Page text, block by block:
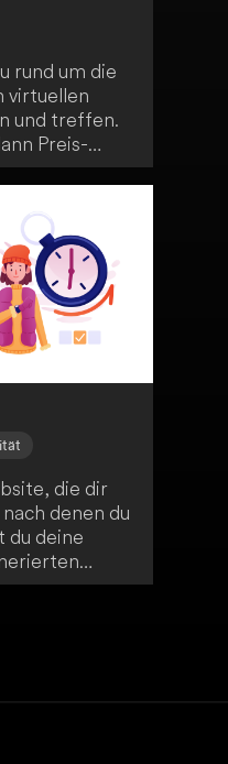
rund um die
virtuellen
und treffen.
Preis-
für dich,
dauerhafte
suchst.
die dir
denen du
du deine
und